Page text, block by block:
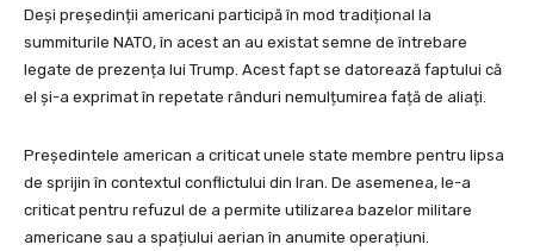
Deși președinții americani participă în mod tradițional la
summiturile NATO, în acest an au existat semne de întrebare
legate de prezența lui Trump. Acest fapt se datorează faptului că
el și-a exprimat în repetate rânduri nemulțumirea față de aliați.
Președintele american a criticat unele state membre pentru lipsa
de sprijin în contextul conflictului din Iran. De asemenea, le-a
criticat pentru refuzul de a permite utilizarea bazelor militare
americane sau a spațiului aerian în anumite operațiuni.